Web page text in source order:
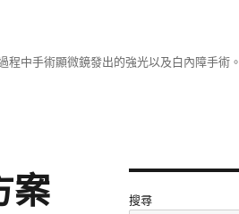
中手術顯微鏡發出的強光以及白內障手術。
案
搜尋